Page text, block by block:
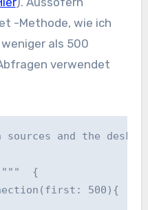
-Methode, wie ich
als 500
verwendet
and the desk
"""  {
500){